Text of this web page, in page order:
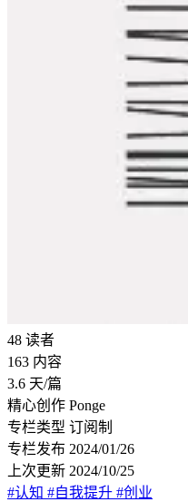
48 读者
163 内容
3.6 天/篇
精心创作 Ponge
专栏类型 订阅制
专栏发布 2024/01/26
上次更新 2024/10/25
#认知 #自我提升 #创业